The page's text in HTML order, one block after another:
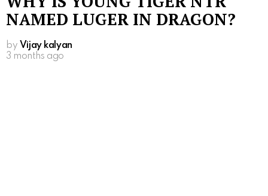
NAMED LUGER IN DRAGON?
by Vijay kalyan
3 months ago